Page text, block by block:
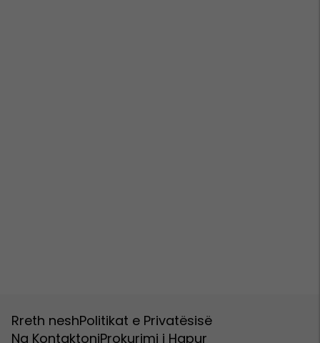
Rreth neshPolitikat e Privatësisë
Na KontaktoniProkurimi i Hapur